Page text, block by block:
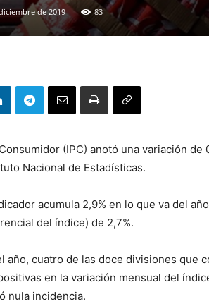
de 2019 83
(IPC) anotó una variación de
Nacional de Estadísticas.
acumula 2,9% en lo que va del
del índice) de 2,7%.
año, cuatro de las doce divisiones que
en la variación mensual del
nula incidencia.